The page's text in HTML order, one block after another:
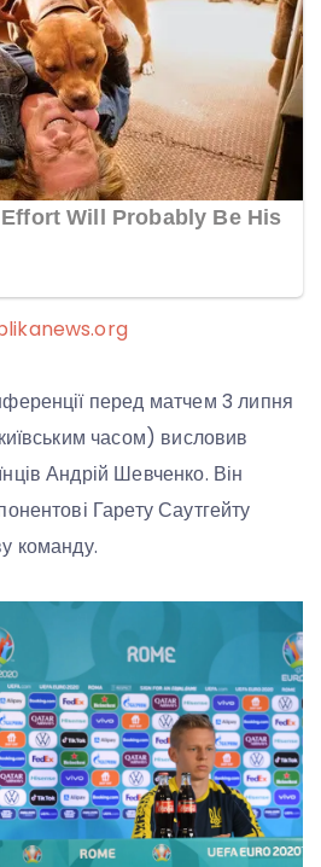
перед матчем 3 липня
часом) висловив
Андрій Шевченко. Він
Гарету Саутгейту
команду.